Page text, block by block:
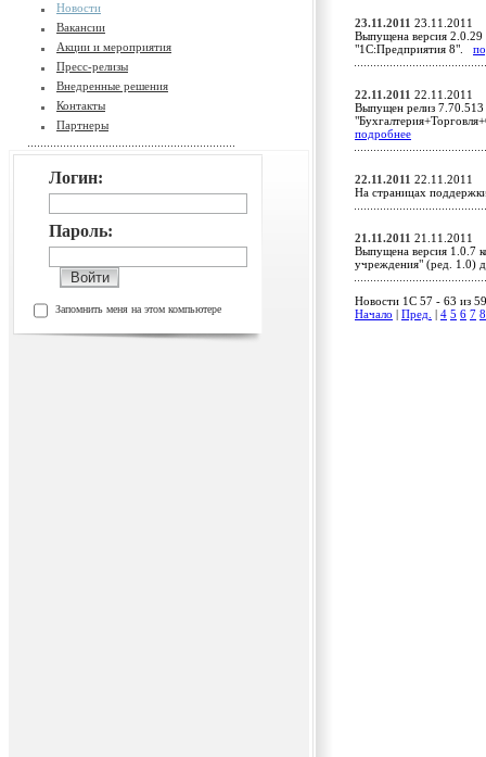
Новости
Вакансии
Акции и мероприятия
Пресс-релизы
Внедренные решения
Контакты
Партнеры
Логин:
Пароль:
Запомнить меня на этом компьютере
23.11.2011 23.11.2011
Выпущена версия 2.0.29
"1С:Предприятия 8".
22.11.2011 22.11.2011
Выпущен релиз
подробнее
22.11.2011 22.11.2011
На страницах
21.11.2011 21.11.2011
Выпущена версия 1.0.7
учреждения" (ред. 1.0)
Новости 1C 57 - 63 из
Начало
Пред. 4 5 6 7 8